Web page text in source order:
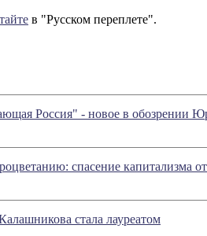
в "Русском переплете".
Россия" - новое в обозрении
спасение капитализма
стала лауреатом